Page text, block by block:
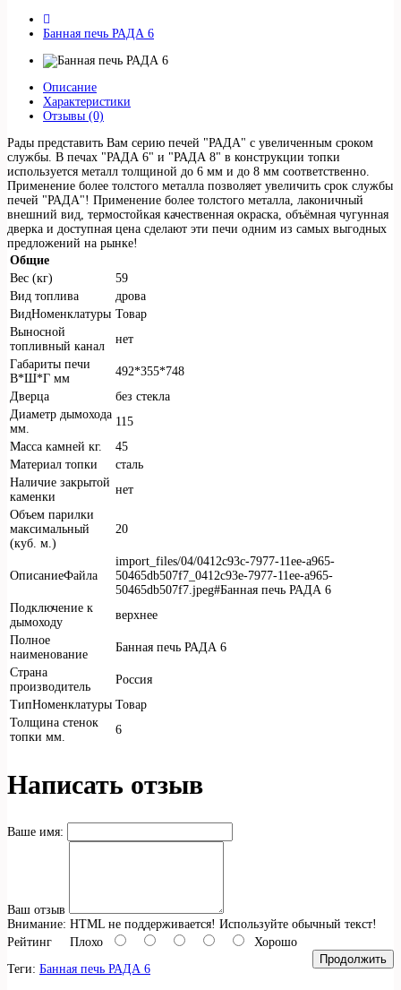
Банная печь РАДА 6
Описание
Характеристики
Отзывы (0)
Рады представить Вам серию печей "РАДА" с увеличенным сроком
службы. В печах "РАДА 6" и "РАДА 8" в конструкции топки
используется металл толщиной до 6 мм и до 8 мм соответственно.
Применение более толстого металла позволяет увеличить срок службы
печей "РАДА"! Применение более толстого металла, лаконичный
внешний вид, термостойкая качественная окраска, объёмная чугунная
дверка и доступная цена сделают эти печи одним из самых выгодных
предложений на рынке!
Общие
Вес (кг)
59
Вид топлива
дрова
ВидНоменклатуры Товар
Выносной
топливный канал
нет
Габариты печи
В*Ш*Г мм
492*355*748
Дверца
без стекла
Диаметр дымохода
мм.
115
Масса камней кг.
45
Материал топки
сталь
Наличие закрытой
каменки
нет
Объем парилки
максимальный
(куб. м.)
20
ОписаниеФайла
import_files/04/0412c93c-7977-11ee-a965-
50465db507f7_0412c93e-7977-11ee-a965-
50465db507f7.jpeg#Банная печь РАДА 6
Подключение к
дымоходу
верхнее
Полное
наименование
Банная печь РАДА 6
Страна
производитель
Россия
ТипНоменклатуры Товар
Толщина стенок
топки мм.
6
Написать отзыв
Ваше имя:
Ваш отзыв
Внимание: HTML не поддерживается! Используйте обычный текст!
Рейтинг Плохо
Хорошо
Продолжить
Теги: Банная печь РАДА 6